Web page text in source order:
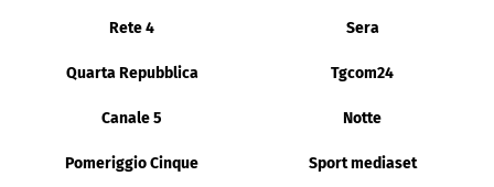
Rete 4 Sera
Quarta Repubblica Tgcom24
Canale 5 Notte
Pomeriggio Cinque Sport mediaset